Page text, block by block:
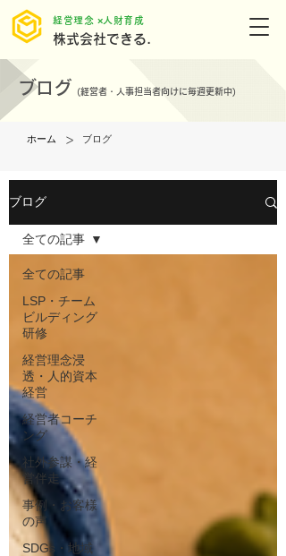
株式会社できる.
​経営理念 ×人財育成
ブログ (経営者・人事担当者向けに毎週更新中)
ホーム > ブログ
ブログ
全ての記事
LSP・チーム
ビルディング
研修
経営理念浸
透・人的資本
経営
経営者コーチ
ング
社外参謀・経
営伴走
事例・お客様
の声
SDGs・地域
全ての記事